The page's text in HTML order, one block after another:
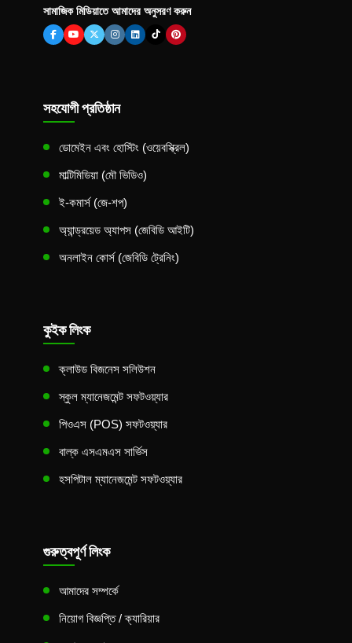
সামাজিক মিডিয়াতে আমাদের অনুসরণ করুন
সহযোগী প্রতিষ্ঠান
ডোমেইন এবং হোস্টিং (ওয়েবস্ক্রিল)
মাল্টিমিডিয়া (মৌ ভিডিও)
ই-কমার্স (জে-শপ)
অ্যান্ড্রয়েড অ্যাপস (জেবিডি আইটি)
অনলাইন কোর্স (জেবিডি ট্রেনিং)
কুইক লিংক
ক্লাউড বিজনেস সলিউশন
স্কুল ম্যানেজমেন্ট সফটওয়্যার
পিওএস (POS) সফটওয়্যার
বাল্ক এসএমএস সার্ভিস
হসপিটাল ম্যানেজমেন্ট সফটওয়্যার
গুরুত্বপূর্ণ লিংক
আমাদের সম্পর্কে
নিয়োগ বিজ্ঞপ্তি / ক্যারিয়ার